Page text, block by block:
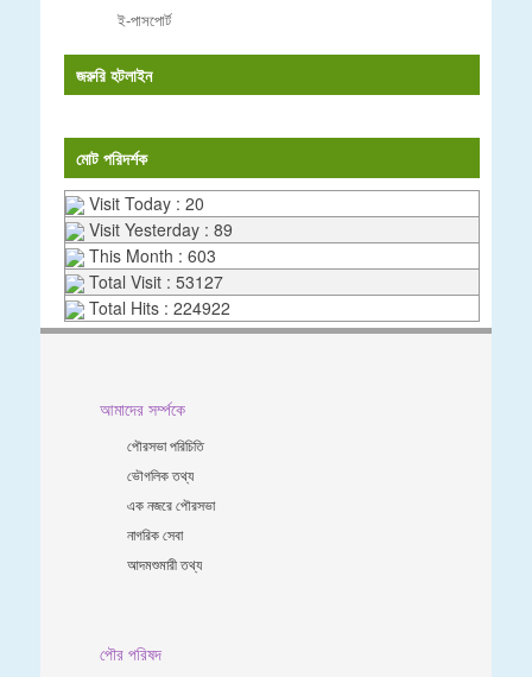
ই-পাসপোর্ট
জরুরি হটলাইন
মোট পরিদর্শক
Visit Today : 20
Visit Yesterday : 89
This Month : 603
Total Visit : 53127
Total Hits : 224922
আমাদের সর্ম্পকে
পৌরসভা পরিচিতি
ভৌগলিক তথ্য
এক নজরে পৌরসভা
নাগরিক সেবা
আদমশুমারী তথ্য
পৌর পরিষদ